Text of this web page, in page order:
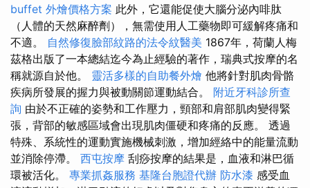
buffet 外燴價格方案 此外，它還能促使大腦分泌內啡肽
（人體的天然麻醉劑），無需使用人工藥物即可緩解疼痛和
不適。 自然修復臉部紋路的法令紋醫美 1867年，荷蘭人梅
茲格出版了一本總結迄今為止經驗的著作，瑞典式按摩的名
稱就源自於他。 靈活多樣的自助餐外燴 他將針對肌肉骨骼
疾病所發展的握力與被動關節運動結合。 附近牙科診所查
詢 由於不正確的姿勢和工作壓力，頸部和肩部肌肉變得緊
張，背部的敏感區域會出現肌肉僵硬和疼痛的反應。 透過
特殊、系統性的運動實施機械刺激，增加經絡中的能量流動
並消除停滯。 西屯按摩 刮痧按摩的結果是，血液和淋巴循
環被活化。 專業抓姦服務 基隆台胞證代辦 防水漆 感受血